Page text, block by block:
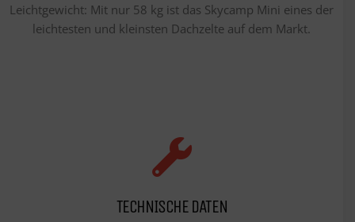
Leichtgewicht: Mit nur 58 kg ist das Skycamp Mini eines der
leichtesten und kleinsten Dachzelte auf dem Markt.
TECHNISCHE DATEN